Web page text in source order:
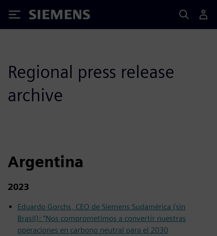
Siemens
Regional press release
archive
Argentina
2023
Eduardo Gorchs, CEO de Siemens Sudamérica (sin
Brasil): “Nos comprometimos a convertir nuestras
operaciones en carbono neutral para el 2030